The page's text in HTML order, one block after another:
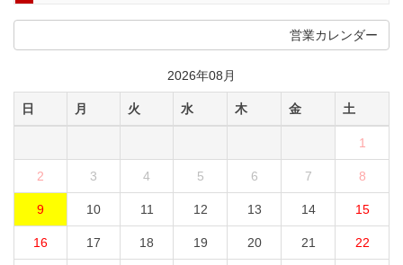
営業カレンダー
2026年08月
日 月 火 水 木 金 土
1
2 3 4 5 6 7 8
9 10 11 12 13 14 15
16 17 18 19 20 21 22